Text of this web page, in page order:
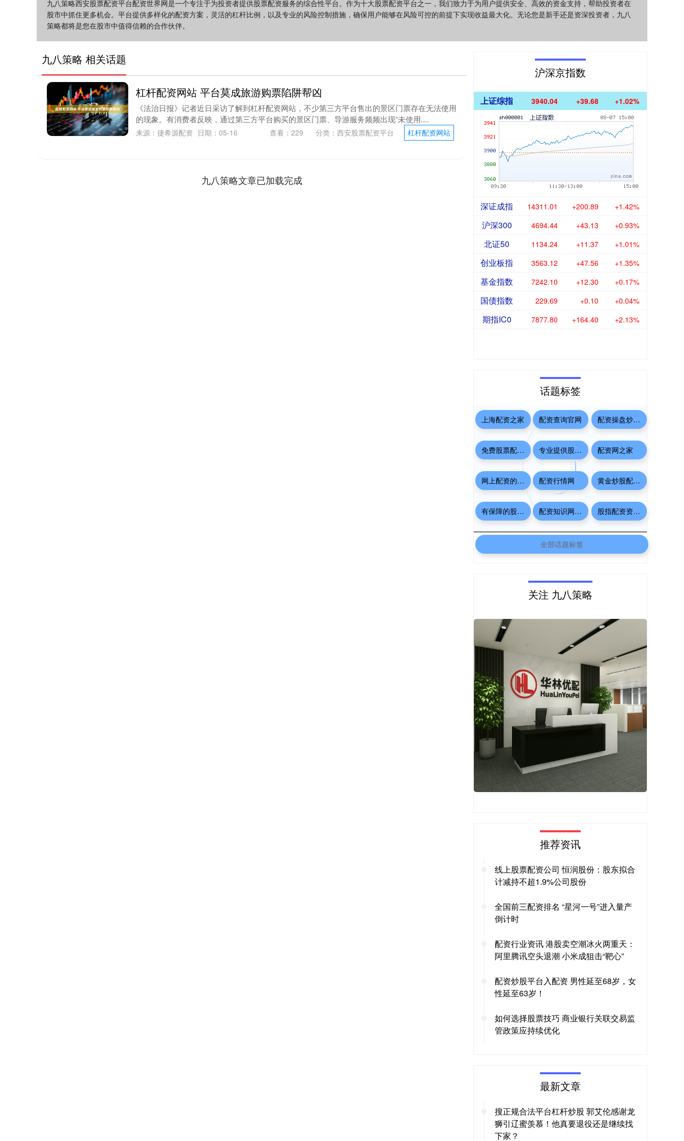
九八策略西安股票配资平台配资世界网是一个专注于为投资者提供股票配资服务的综合性平台。作为十大股票配资平台之一，我们致力于为用户提供安全、高效的资金支持，帮助投资者在
股市中抓住更多机会。平台提供多样化的配资方案，灵活的杠杆比例，以及专业的风险控制措施，确保用户能够在风险可控的前提下实现收益最大化。无论您是新手还是资深投资者，九八
策略都将是您在股市中值得信赖的合作伙伴。
九八策略 相关话题
杠杆配资网站 平台莫成旅游购票陷阱帮凶
《法治日报》记者近日采访了解到杠杆配资网站，不少第三方平台售出的景区门票存在无法使用
的现象。有消费者反映，通过第三方平台购买的景区门票、导游服务频频出现“未使用....
杠杆配资网站
来源：捷希源配资 日期：05-16 查看： 229 分类： 西安股票配资平台
九八策略文章已加载完成
沪深京指数
上证综指 3940.04 +39.68 +1.02%
深证成指 14311.01 +200.89 +1.42%
沪深300 4694.44 +43.13 +0.93%
北证50 1134.24 +11.37 +1.01%
创业板指 3563.12 +47.56 +1.35%
基金指数 7242.10 +12.30 +0.17%
国债指数 229.69 +0.10 +0.04%
期指IC0 7877.80 +164.40 +2.13%
话题标签
上海配资之家 配资查询官网 配资操盘炒股配资开户
免费股票配资平台 专业提供股票配资 配资网之家
网上配资的平台 配资行情网 黄金炒股配资网
有保障的股票配资公司 配资知识网 配资 股指配资资讯网
全部话题标签
关注 九八策略
推荐资讯
线上股票配资公司 恒润股份：股东拟合
计减持不超1.9%公司股份
全国前三配资排名 “星河一号”进入量产
倒计时
配资行业资讯 港股卖空潮冰火两重天：
阿里腾讯空头退潮 小米成狙击“靶心”
配资炒股平台入配资 男性延至68岁，女
性延至63岁！
如何选择股票技巧 商业银行关联交易监
管政策应持续优化
最新文章
搜正规合法平台杠杆炒股 郭艾伦感谢龙
狮引辽蜜羡慕！他真要退役还是继续找
下家？